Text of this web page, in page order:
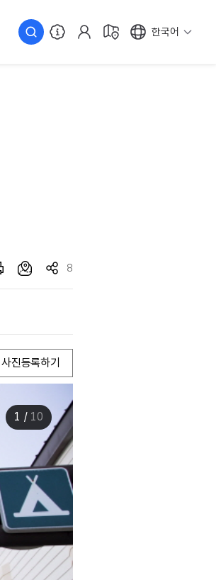
한국어
8
사진등록하기
1 / 10